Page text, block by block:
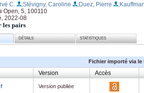
C. ;Stévigny, Caroline ;Duez, Pierre
Open, 5, 100110
2022-08
les pairs
DÉTAILS STATISTIQUES
Fichier importé via le
Version Accès
Version publiée